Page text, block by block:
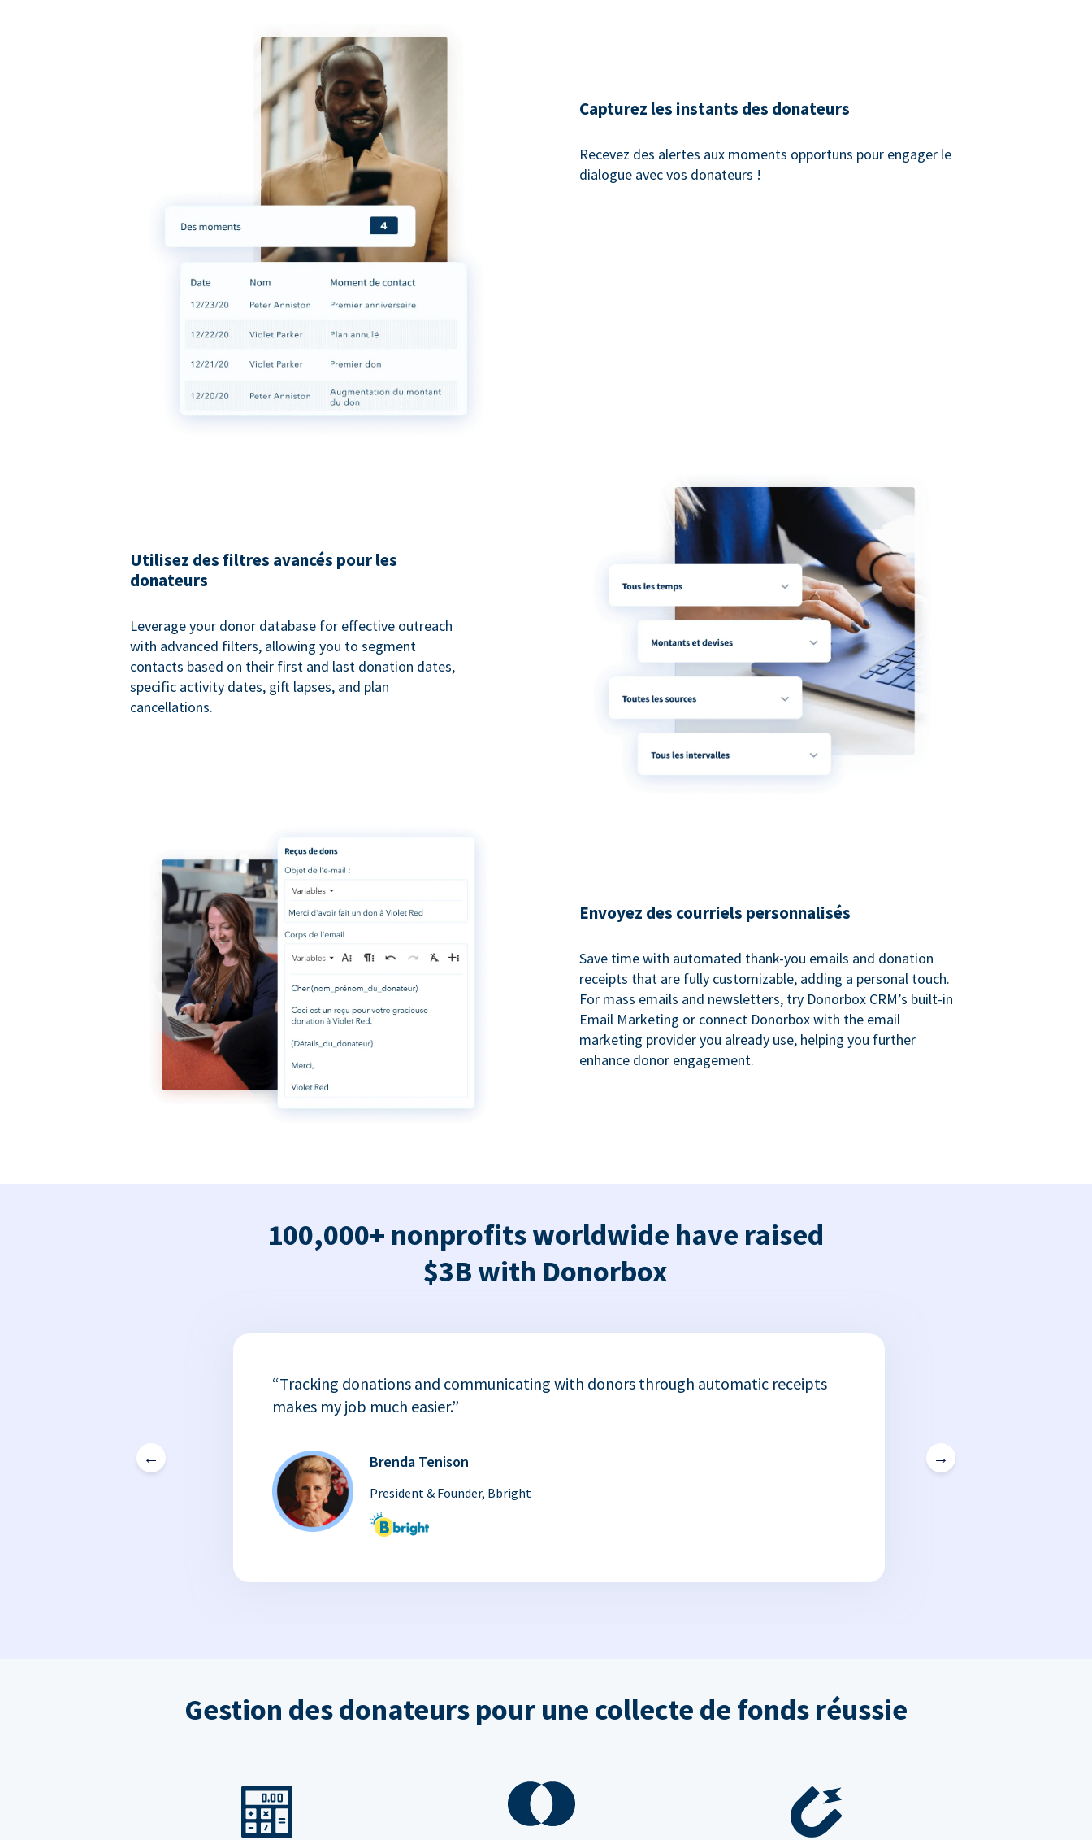
Capturez les instants des donateurs
Recevez des alertes aux moments opportuns pour engager le
dialogue avec vos donateurs !
Utilisez des filtres avancés pour les
donateurs
Leverage your donor database for effective outreach
with advanced filters, allowing you to segment
contacts based on their first and last donation dates,
specific activity dates, gift lapses, and plan
cancellations.
Envoyez des courriels personnalisés
Save time with automated thank-you emails and donation
receipts that are fully customizable, adding a personal touch.
For mass emails and newsletters, try Donorbox CRM’s built-in
Email Marketing or connect Donorbox with the email
marketing provider you already use, helping you further
enhance donor engagement.
100,000+ nonprofits worldwide have raised
$3B with Donorbox
←
“Tracking donations and communicating with donors through automatic receipts
makes my job much easier.”
Brenda Tenison
President & Founder, Bbright
→
Gestion des donateurs pour une collecte de fonds réussie